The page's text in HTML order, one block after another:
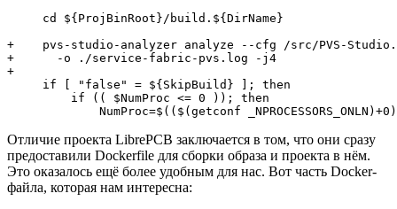
     cd ${ProjBinRoot}/build.${DirName}
+    pvs-studio-analyzer analyze --cfg /src/PVS-
+      -o ./service-fabric-pvs.log -j4
+
     if [ "false" = ${SkipBuild} ]; then
         if (( $NumProc <= 0 )); then
NumProc=$(($(getconf
Отличие проекта LibrePCB заключается в том, что они сразу
предоставили Dockerfile для сборки образа и проекта в нём.
Это оказалось ещё более удобным для нас. Вот часть Docker-
файла, которая нам интересна: